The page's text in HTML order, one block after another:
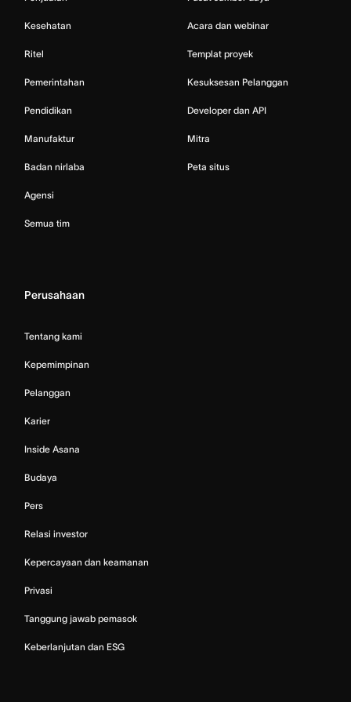
Kesehatan
Ritel
Pemerintahan
Pendidikan
Manufaktur
Badan nirlaba
Agensi
Semua tim
Acara dan webinar
Templat proyek
Kesuksesan Pelanggan
Developer dan API
Mitra
Peta situs
Perusahaan
Tentang kami
Kepemimpinan
Pelanggan
Karier
Inside Asana
Budaya
Pers
Relasi investor
Kepercayaan dan keamanan
Privasi
Tanggung jawab pemasok
Keberlanjutan dan ESG